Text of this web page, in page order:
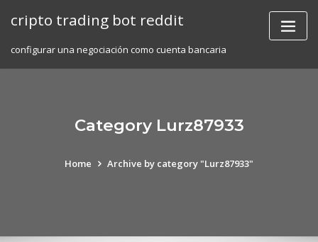
cripto trading bot reddit
configurar una negociación como cuenta bancaria
Category Lurz87933
Home Archive by category "Lurz87933"